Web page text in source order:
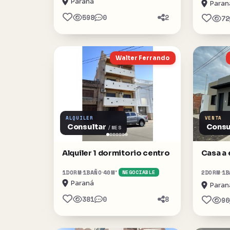
598 0 2 72
Walter Ferrando
ALQUILER
Consultar /MES
Alquiler 1 dormitorio centro
1DORM 1BAÑO40M² NEGOCIABLE
Paraná
381 0 8
VENTA
Casa
2DORM 1
96